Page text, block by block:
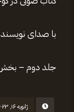
با صدای
جلد دوم – بخش
ژانویه ۱۶, ۲۰۲۳